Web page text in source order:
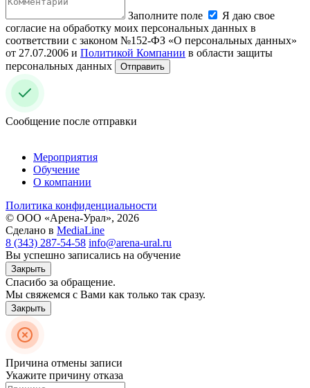
Заполните поле
Я даю свое
согласие на обработку моих персональных данных в
соответствии с законом №152-ФЗ «О персональных данных»
от 27.07.2006 и Политикой Компании в области защиты
персональных данных
Отправить
Сообщение после отправки
Мероприятия
Обучение
О компании
Политика конфиденциальности
© ООО «Арена-Урал», 2026
Сделано в MediaLine
8 (343) 287-54-58 info@arena-ural.ru
Вы успешно записались на обучение
Закрыть
Спасибо за обращение.
Мы свяжемся с Вами как только так сразу.
Закрыть
Причина отмены записи
Укажите причину отказа